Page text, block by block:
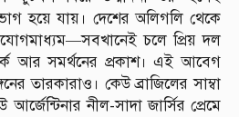
হয়ে যায়। দেশের অলিগলি থেকে
চলে প্রিয় দল
আর সমর্থনের প্রকাশ। এই আবেগ
তারকারাও। কেউ ব্রাজিলের সাম্বা
নীল-সাদা জার্সির প্রেমে